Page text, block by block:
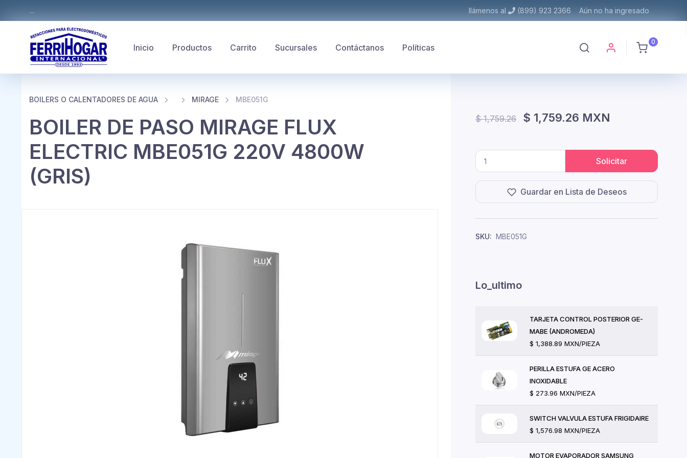
... llámenos al (899) 923 2366 Aún no ha ingresado
0
Inicio Productos Carrito Sucursales Contáctanos Políticas
BOILERS O CALENTADORES DE AGUA MIRAGE MBE051G
BOILER DE PASO MIRAGE FLUX
ELECTRIC MBE051G 220V 4800W
(GRIS)
$ 1,759.26 $ 1,759.26 MXN
Solicitar
Guardar en Lista de Deseos
SKU: MBE051G
Lo_ultimo
TARJETA CONTROL POSTERIOR GE-
MABE (ANDROMEDA)
$ 1,388.89 MXN/PIEZA
PERILLA ESTUFA GE ACERO
INOXIDABLE
$ 273.96 MXN/PIEZA
SWITCH VALVULA ESTUFA FRIGIDAIRE
$ 1,576.98 MXN/PIEZA
MOTOR EVAPORADOR SAMSUNG